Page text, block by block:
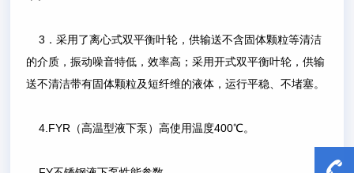
3．采用了离心式双平衡叶轮，供输送不含固体颗粒等清洁
的介质，振动噪音特低，效率高；采用开式双平衡叶轮，供输
送不清洁带有固体颗粒及短纤维的液体，运行平稳、不堵塞。
4.FYR（高温型液下泵）高使用温度400℃。